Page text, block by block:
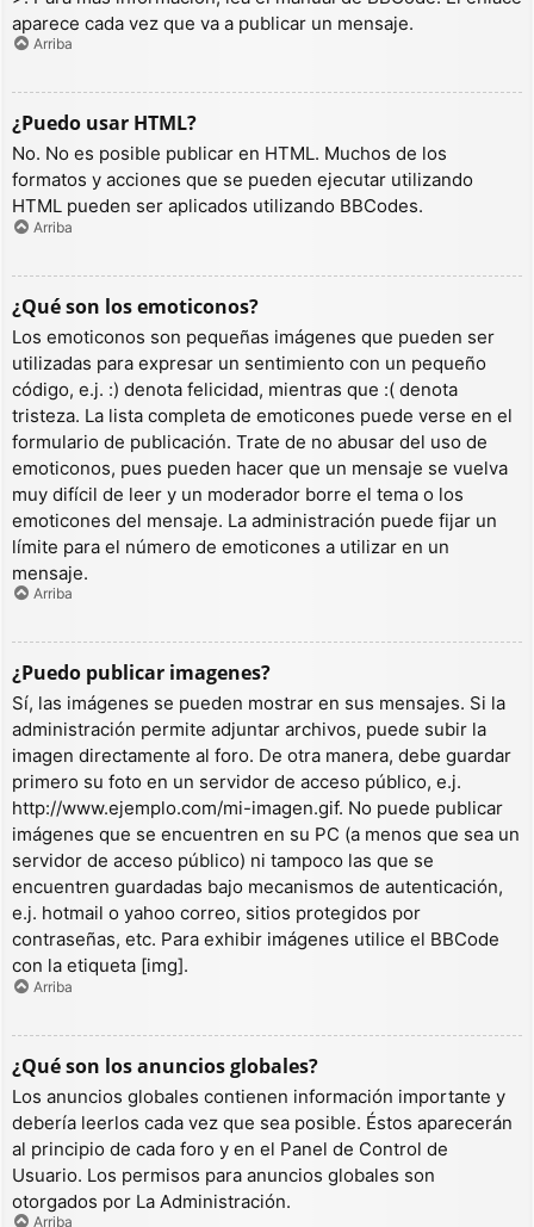
aparece cada vez que va a publicar un mensaje.
Arriba
¿Puedo usar HTML?
No. No es posible publicar en HTML. Muchos de los
formatos y acciones que se pueden ejecutar utilizando
HTML pueden ser aplicados utilizando BBCodes.
Arriba
¿Qué son los emoticonos?
Los emoticonos son pequeñas imágenes que pueden ser
utilizadas para expresar un sentimiento con un pequeño
código, e.j. :) denota felicidad, mientras que :( denota
tristeza. La lista completa de emoticones puede verse en el
formulario de publicación. Trate de no abusar del uso de
emoticonos, pues pueden hacer que un mensaje se vuelva
muy difícil de leer y un moderador borre el tema o los
emoticones del mensaje. La administración puede fijar un
límite para el número de emoticones a utilizar en un
mensaje.
Arriba
¿Puedo publicar imagenes?
Sí, las imágenes se pueden mostrar en sus mensajes. Si la
administración permite adjuntar archivos, puede subir la
imagen directamente al foro. De otra manera, debe guardar
primero su foto en un servidor de acceso público, e.j.
http://www.ejemplo.com/mi-imagen.gif. No puede publicar
imágenes que se encuentren en su PC (a menos que sea un
servidor de acceso público) ni tampoco las que se
encuentren guardadas bajo mecanismos de autenticación,
e.j. hotmail o yahoo correo, sitios protegidos por
contraseñas, etc. Para exhibir imágenes utilice el BBCode
con la etiqueta [img].
Arriba
¿Qué son los anuncios globales?
Los anuncios globales contienen información importante y
debería leerlos cada vez que sea posible. Éstos aparecerán
al principio de cada foro y en el Panel de Control de
Usuario. Los permisos para anuncios globales son
otorgados por La Administración.
Arriba